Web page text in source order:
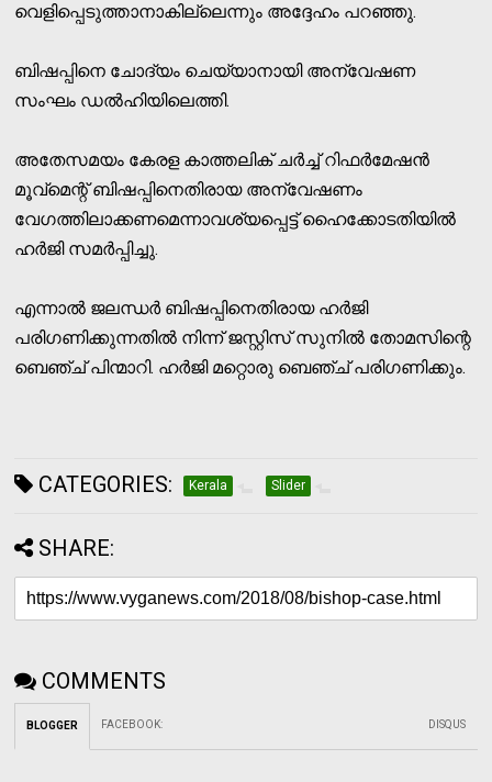
വെളിപ്പെടുത്താനാകില്ലെന്നും അദ്ദേഹം പറഞ്ഞു.
ബിഷപ്പിനെ ചോദ്യം ചെയ്യാനായി അന്വേഷണ
സംഘം ഡല്‍ഹിയിലെത്തി.
അതേസമയം കേരള കാത്തലിക് ചര്‍ച്ച് റിഫര്‍മേഷന്‍
മൂവ്‌മെന്റ് ബിഷപ്പിനെതിരായ അന്വേഷണം
വേഗത്തിലാക്കണമെന്നാവശ്യപ്പെട്ട് ഹൈക്കോടതിയില്‍
ഹര്‍ജി സമര്‍പ്പിച്ചു.
എന്നാല്‍ ജലന്ധര്‍ ബിഷപ്പിനെതിരായ ഹര്‍ജി
പരിഗണിക്കുന്നതില്‍ നിന്ന് ജസ്റ്റിസ് സുനില്‍ തോമസിന്റെ
ബെഞ്ച് പിന്മാറി. ഹര്‍ജി മറ്റൊരു ബെഞ്ച് പരിഗണിക്കും.
CATEGORIES: Kerala Slider
SHARE:
COMMENTS
BLOGGER FACEBOOK: DISQUS